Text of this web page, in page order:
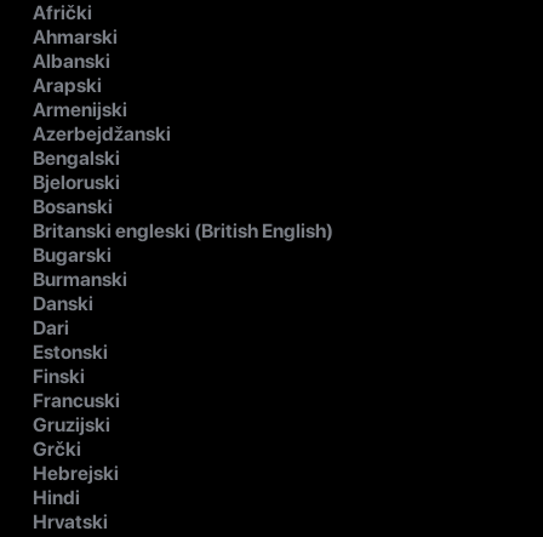
Afrički
Ahmarski
Albanski
Arapski
Armenijski
Azerbejdžanski
Bengalski
Bjeloruski
Bosanski
Britanski engleski (British English)
Bugarski
Burmanski
Danski
Dari
Estonski
Finski
Francuski
Gruzijski
Grčki
Hebrejski
Hindi
Hrvatski